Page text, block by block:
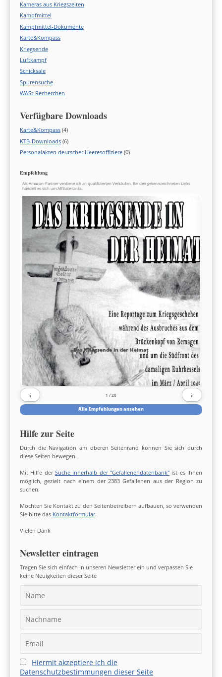
Kameras aus Kriegszeiten
Kampfmittel
Kampfmittel-Dokumente
Karte&Kompass
Kriegsende
Luftkampf
Schicksale
Spurensuche
WASt-Recherchen
Verfügbare Downloads
Karte&Kompass (4)
KTB-Downloads (6)
Personalakten deutscher Heeresoffiziere (0)
Empfehlung
Als Amazon-Partner verdiene ich an qualifizierten Verkäufen. Bei den gekennzeichneten Links
handelt es sich um Affiliate-Links.
Das Kriegsende in der Heimat
‹ 1 / 20 ›
Alle Empfehlungen ansehen
Hilfe zur Seite
Durch die Navigation am oberen Seitenrand können Sie sich durch
diese Seiten bewegen.
Mit Hilfe der Suche innerhalb der "Gefallenendatenbank" ist es Ihnen
möglich, gezielt nach einem der 2383 Gefallenen aus der Region zu
suchen.
Möchten Sie Kontakt zu den Seitenbetreibern aufbauen, so verwenden
Sie bitte das Kontaktformular.
Vielen Dank
Newsletter eintragen
Tragen Sie sich einfach in unseren Newsletter ein und verpassen Sie
keine Neuigkeiten dieser Seite
Hiermit akzeptiere ich die
Datenschutzbestimmungen dieser Seite